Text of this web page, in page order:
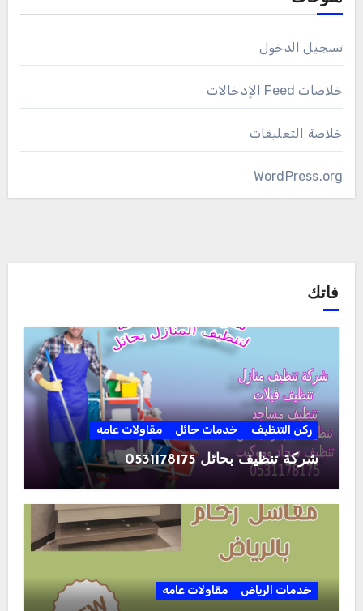
تسجيل الدخول
خلاصات Feed الإدخالات
خلاصة التعليقات
WordPress.org
فاتك
ركن التنظيف خدمات حائل مقاولات عامه
شركة تنظيف بحائل 0531178175
خدمات الرياض مقاولات عامه